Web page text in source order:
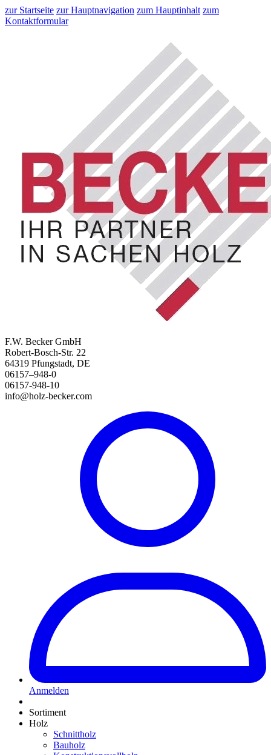
zur Startseite zur Hauptnavigation zum Hauptinhalt zum
Kontaktformular
F.W. Becker GmbH
Robert-Bosch-Str. 22
64319 Pfungstadt, DE
06157–948-0
06157-948-10
info@holz-becker.com
Anmelden
Sortiment
Holz
Schnittholz
Bauholz